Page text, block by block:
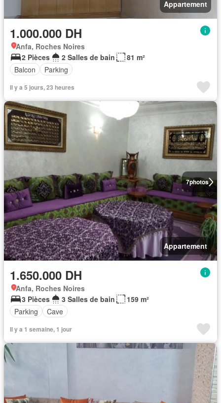
Appartement
1.000.000 DH
Anfa, Roches Noires
2 Pièces
2 Salles de bain
81 m²
Balcon
Parking
Il y a 5 jours, 23 heures
7photos
Appartement
1.650.000 DH
Anfa, Roches Noires
3 Pièces
3 Salles de bain
159 m²
Parking
Cave
Il y a 1 semaine, 1 jour